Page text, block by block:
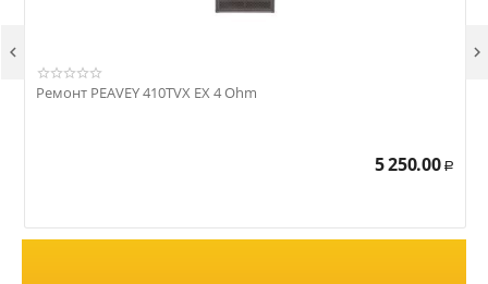
Ремонт PEAVEY 410TVX EX 4 Ohm
5 250.00 Р
 